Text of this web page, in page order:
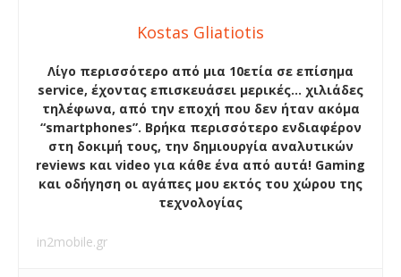
Kostas Gliatiotis
Λίγο περισσότερο από μια 10ετία σε επίσημα
service, έχοντας επισκευάσει μερικές… χιλιάδες
τηλέφωνα, από την εποχή που δεν ήταν ακόμα
“smartphones”. Βρήκα περισσότερο ενδιαφέρον
στη δοκιμή τους, την δημιουργία αναλυτικών
reviews και video για κάθε ένα από αυτά! Gaming
και οδήγηση οι αγάπες μου εκτός του χώρου της
τεχνολογίας
in2mobile.gr